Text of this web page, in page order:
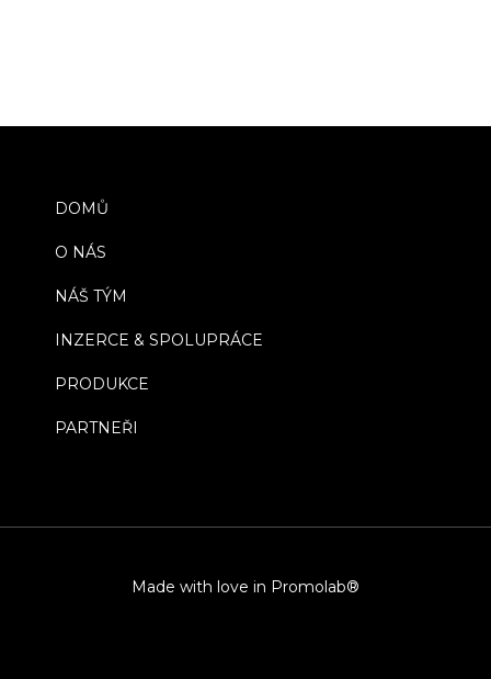
DOMŮ
O NÁS
NÁŠ TÝM
INZERCE & SPOLUPRÁCE
PRODUKCE
PARTNEŘI
Made with love in Promolab®